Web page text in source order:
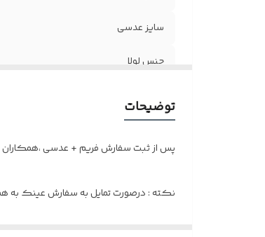
سایز عدسی
جنس لولا
توضیحات
پس از ثبت سفارش فریم + عدسی ،همکاران
نکته : درصورت تمایل به سفارش عینک به